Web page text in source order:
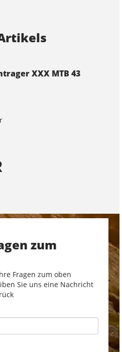
XXX MTB 43
zum
Fragen zum oben
Sie uns eine Nachricht